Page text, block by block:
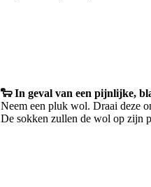
🐑 In geval van een pijnlijke,
Neem een pluk wol. Draai deze
De sokken zullen de wol op zijn